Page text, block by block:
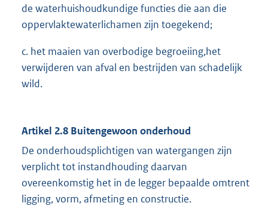
de waterhuishoudkundige functies die aan die
oppervlaktewaterlichamen zijn toegekend;
c. het maaien van overbodige begroeiing,het
verwijderen van afval en bestrijden van schadelijk
wild.
Artikel 2.8 Buitengewoon onderhoud
De onderhoudsplichtigen van watergangen zijn
verplicht tot instandhouding daarvan
overeenkomstig het in de legger bepaalde omtrent
ligging, vorm, afmeting en constructie.